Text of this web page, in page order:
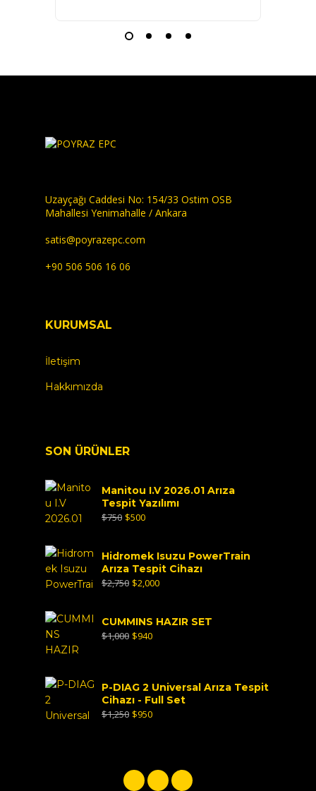
Uzayçağı Caddesi No: 154/33 Ostim OSB
Mahallesi Yenimahalle / Ankara
satis@poyrazepc.com
+90 506 506 16 06
KURUMSAL
İletişim
Hakkımızda
SON ÜRÜNLER
Manitou I.V 2026.01 Arıza
Tespit Yazılımı
$750 $500
Hidromek Isuzu PowerTrain
Arıza Tespit Cihazı
$2,750 $2,000
CUMMINS HAZIR SET
$1,000 $940
P-DIAG 2 Universal Arıza Tespit
Cihazı - Full Set
$1,250 $950